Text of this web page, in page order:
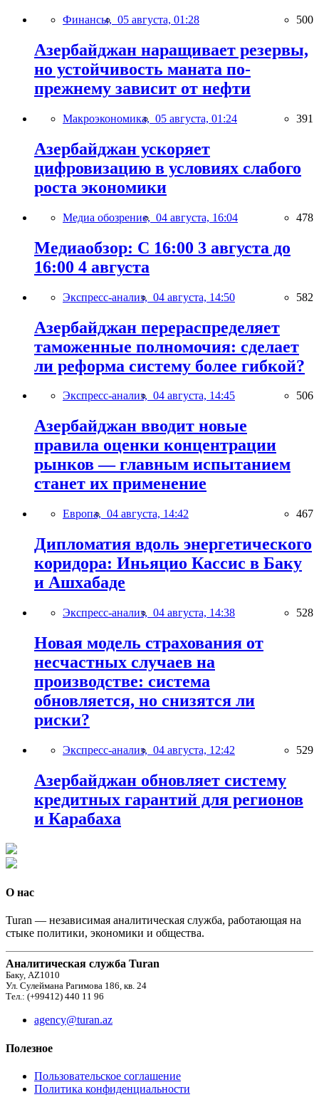
Финансы, 05 августа, 01:28 500
Азербайджан наращивает резервы,
но устойчивость маната по-
прежнему зависит от нефти
Макроэкономика, 05 августа, 01:24 391
Азербайджан ускоряет
цифровизацию в условиях слабого
роста экономики
Медиа обозрение, 04 августа, 16:04 478
Медиаобзор: С 16:00 3 августа до
16:00 4 августа
Экспресс-анализ, 04 августа, 14:50 582
Азербайджан перераспределяет
таможенные полномочия: сделает
ли реформа систему более гибкой?
Экспресс-анализ, 04 августа, 14:45 506
Азербайджан вводит новые
правила оценки концентрации
рынков — главным испытанием
станет их применение
Европа, 04 августа, 14:42 467
Дипломатия вдоль энергетического
коридора: Иньяцио Кассис в Баку
и Ашхабаде
Экспресс-анализ, 04 августа, 14:38 528
Новая модель страхования от
несчастных случаев на
производстве: система
обновляется, но снизятся ли
риски?
Экспресс-анализ, 04 августа, 12:42 529
Азербайджан обновляет систему
кредитных гарантий для регионов
и Карабаха
О нас
Turan — независимая аналитическая служба, работающая на
стыке политики, экономики и общества.
Аналитическая служба Turan
Баку, AZ1010
Ул. Сулеймана Рагимова 186, кв. 24
Тел.: (+99412) 440 11 96
agency@turan.az
Полезное
Пользовательское соглашение
Политика конфиденциальности